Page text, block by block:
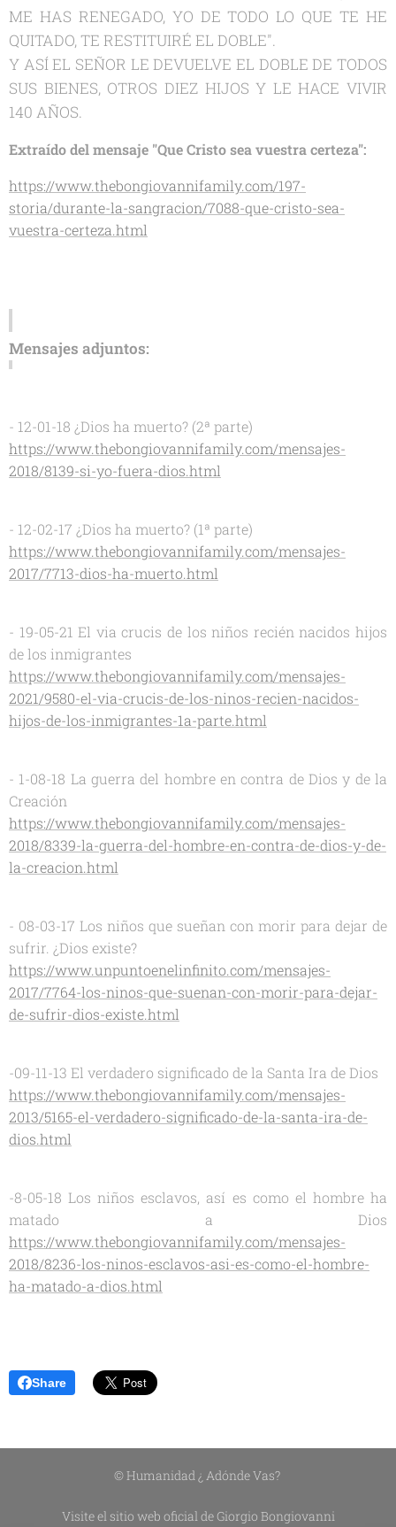
ME HAS RENEGADO, YO DE TODO LO QUE TE HE
QUITADO, TE RESTITUIRÉ EL DOBLE".
Y ASÍ EL SEÑOR LE DEVUELVE EL DOBLE DE TODOS
SUS BIENES, OTROS DIEZ HIJOS Y LE HACE VIVIR
140 AÑOS.
Extraído del mensaje "Que Cristo sea vuestra certeza":
https://www.thebongiovannifamily.com/197-
storia/durante-la-sangracion/7088-que-cristo-sea-
vuestra-certeza.html
Mensajes adjuntos:
- 12-01-18 ¿Dios ha muerto? (2ª parte)
https://www.thebongiovannifamily.com/mensajes-
2018/8139-si-yo-fuera-dios.html
- 12-02-17 ¿Dios ha muerto? (1ª parte)
https://www.thebongiovannifamily.com/mensajes-
2017/7713-dios-ha-muerto.html
- 19-05-21 El via crucis de los niños recién nacidos hijos
de los inmigrantes
https://www.thebongiovannifamily.com/mensajes-
2021/9580-el-via-crucis-de-los-ninos-recien-nacidos-
hijos-de-los-inmigrantes-1a-parte.html
- 1-08-18 La guerra del hombre en contra de Dios y de la
Creación
https://www.thebongiovannifamily.com/mensajes-
2018/8339-la-guerra-del-hombre-en-contra-de-dios-y-de-
la-creacion.html
- 08-03-17 Los niños que sueñan con morir para dejar de
sufrir. ¿Dios existe?
https://www.unpuntoenelinfinito.com/mensajes-
2017/7764-los-ninos-que-suenan-con-morir-para-dejar-
de-sufrir-dios-existe.html
-09-11-13 El verdadero significado de la Santa Ira de Dios
https://www.thebongiovannifamily.com/mensajes-
2013/5165-el-verdadero-significado-de-la-santa-ira-de-
dios.html
-8-05-18 Los niños esclavos, así es como el hombre ha
matado a Dios
https://www.thebongiovannifamily.com/mensajes-
2018/8236-los-ninos-esclavos-asi-es-como-el-hombre-
ha-matado-a-dios.html
Share
© Humanidad ¿ Adónde Vas?
Visite el sitio web oficial de Giorgio Bongiovanni